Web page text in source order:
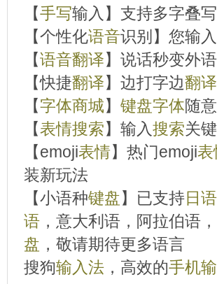
【手写输入】支持多字叠
【个性化语音识别】您输
【语音翻译】说话秒变外
【快捷翻译】边打字边翻译
【字体商城】 键盘字体随
【表情搜索】输入搜索关
【emoji表情】热门emoji表
装新玩法
【小语种键盘】已支持日语
语 ，意大利语，阿拉伯语
盘 ，敬请期待更多语言
搜狗输入法 ，高效的手机